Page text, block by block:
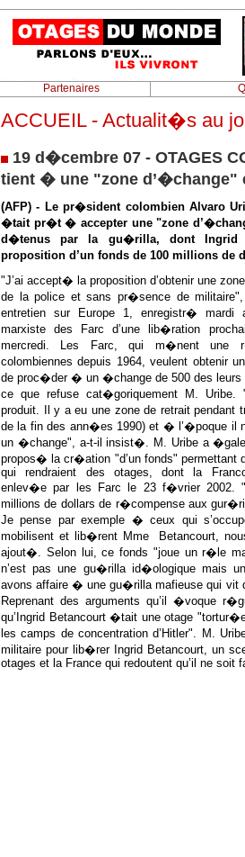
Partenaires
ACCUEIL - Actualit�s au
19 d�cembre 07 - OTAGES
tient � une "zone
(AFP) - Le pr�sident colombien Alvaro
�tait pr�t � accepter une "zone
d�tenus par la gu�rilla, dont Ingrid
proposition d’un fonds de 100 millions de
"J’ai accept� la proposition d’obtenir une
de la police et sans pr�sence de
entretien sur Europe 1, enregistr� mardi
marxiste des Farc d’une lib�ration
mercredi. Les Farc, qui m�nent une
colombiennes depuis 1964, veulent obtenir
de proc�der � un �change de 500 des leurs
ce que refuse cat�goriquement M. Uribe.
produit. Il y a eu une zone de retrait
de la fin des ann�es 1990) et � l’�poque il
un �change", a-t-il insist�. M. Uribe a
propos� la cr�ation "d’un fonds"
qui rendraient des otages, dont la
enlev�e par les Farc le 23 f�vrier 2002.
millions de dollars de r�compense aux
Je pense par exemple � ceux qui
mobilisent et lib�rent Mme Betancourt,
ajout�. Selon lui, ce fonds "joue un r�le
n’est pas une gu�rilla id�ologique mais
avons affaire � une gu�rilla mafieuse qui vit
Reprenant des arguments qu’il �voque
qu’Ingrid Betancourt �tait une otage
les camps de concentration d’Hitler". M.
militaire pour lib�rer Ingrid Betancourt, un
otages et la France qui redoutent qu’il ne soit